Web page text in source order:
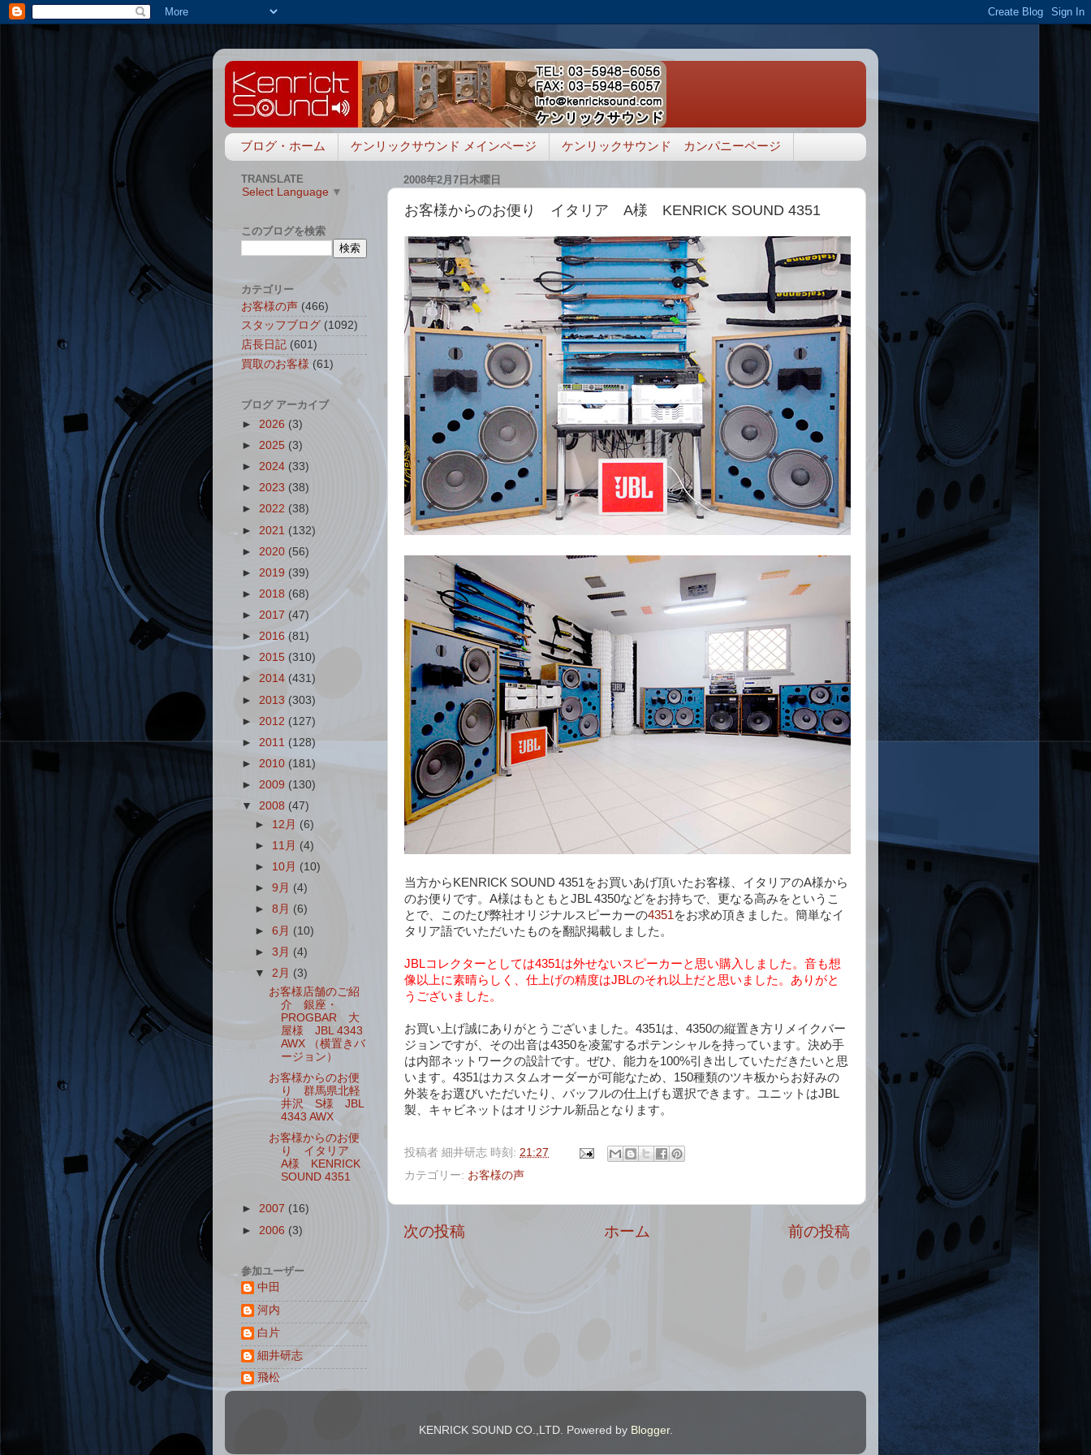
ブログ・ホーム ケンリックサウンド メインページ ケンリックサウンド カンパニーページ
2008年2月7日木曜日
お客様からのお便り イタリア A様 KENRICK SOUND 4351
当方からKENRICK SOUND 4351をお買いあげ頂いたお客様、イタリアのA様から
のお便りです。A様はもともとJBL 4350などをお持ちで、更なる高みをというこ
とで、このたび弊社オリジナルスピーカーの4351をお求め頂きました。簡単なイ
タリア語でいただいたものを翻訳掲載しました。
JBLコレクターとしては4351は外せないスピーカーと思い購入しました。音も想
像以上に素晴らしく、仕上げの精度はJBLのそれ以上だと思いました。ありがと
うございました。
お買い上げ誠にありがとうございました。4351は、4350の縦置き方リメイクバー
ジョンですが、その出音は4350を凌駕するポテンシャルを持っています。決め手
は内部ネットワークの設計です。ぜひ、能力を100%引き出していただきたいと思
います。4351はカスタムオーダーが可能なため、150種類のツキ板からお好みの
外装をお選びいただいたり、バッフルの仕上げも選択できます。ユニットはJBL
製、キャビネットはオリジナル新品となります。
投稿者 細井研志 時刻: 21:27
カテゴリー: お客様の声
次の投稿 前の投稿
ホーム
TRANSLATE
Select Language ▼
このブログを検索
カテゴリー
お客様の声 (466)
スタッフブログ (1092)
店長日記 (601)
買取のお客様 (61)
ブログ アーカイブ
► 2026 (3)
► 2025 (3)
► 2024 (33)
► 2023 (38)
► 2022 (38)
► 2021 (132)
► 2020 (56)
► 2019 (39)
► 2018 (68)
► 2017 (47)
► 2016 (81)
► 2015 (310)
► 2014 (431)
► 2013 (303)
► 2012 (127)
► 2011 (128)
► 2010 (181)
► 2009 (130)
▼ 2008 (47)
► 12月 (6)
► 11月 (4)
► 10月 (10)
►9月 (4)
►8月 (6)
►6月 (10)
►3月 (4)
▼ 2月 (3)
お客様店舗のご紹
介 銀座・
PROGBAR 大
屋様 JBL 4343
AWX （横置きバ
ージョン）
お客様からのお便
り 群馬県北軽
井沢 S様 JBL
4343 AWX
お客様からのお便
り イタリア
A様 KENRICK
SOUND 4351
► 2007 (16)
► 2006 (3)
参加ユーザー
中田
河内
白片
細井研志
飛松
KENRICK SOUND CO.,LTD. Powered by Blogger.